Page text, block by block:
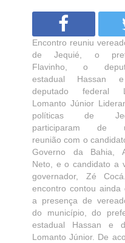
Encontro reuniu
de Jequié, o
Flavinho, o
estadual Hassan
deputado federal
Lomanto Júnior
políticas de
participaram de
reunião com o
Governo da Bahia,
Neto, e o candidato a
governador, Zé
encontro contou ainda
a presença de
do município, do
estadual Hassan e
Lomanto Júnior. De